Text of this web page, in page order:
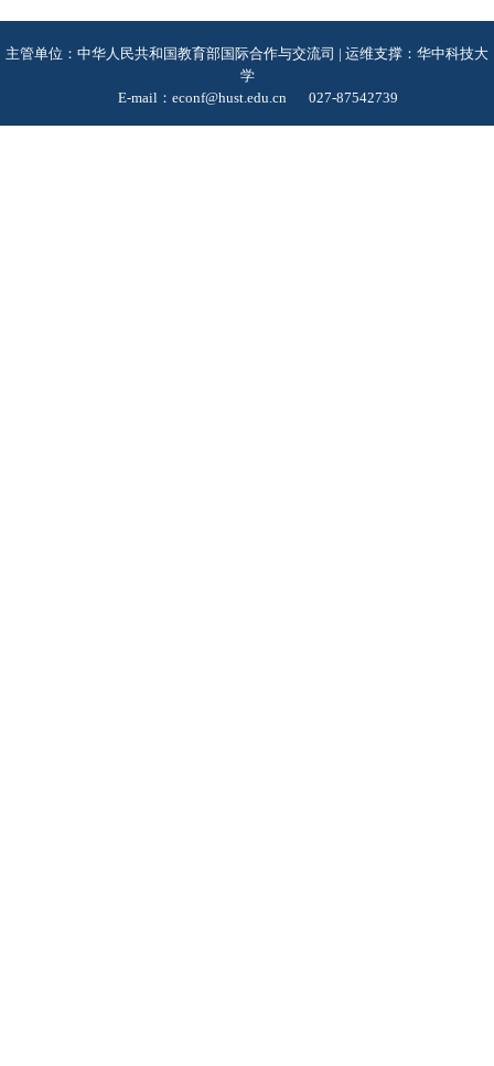
主管单位：中华人民共和国教育部国际合作与交流司 | 运维支撑：华中科技大
学
E-mail：econf@hust.edu.cn
027-87542739